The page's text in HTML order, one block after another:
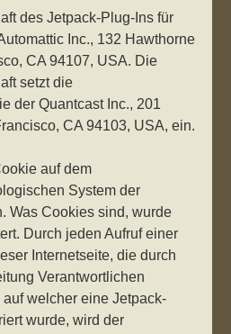
des Jetpack-Plug-Ins für
Inc., 132 Hawthorne
CA 94107, USA. Die
setzt die
der Quantcast Inc., 201
CA 94103, USA, ein.
auf dem
System der
Was Cookies sind, wurde
Durch jeden Aufruf einer
Internetseite, die durch
Verantwortlichen
welcher eine Jetpack-
wurde, wird der